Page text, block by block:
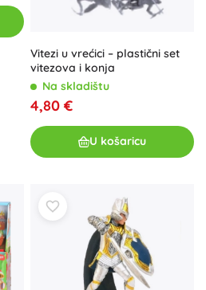
Vitezi u vrećici – plastični set
vitezova i konja
Na skladištu
4,80 €
U košaricu